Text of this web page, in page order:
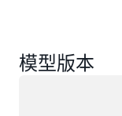
模型版本